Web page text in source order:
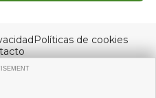
Políticas de cookies